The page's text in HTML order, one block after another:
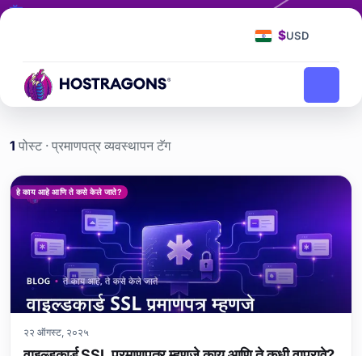
$USD
टॅग
मुख्यपृष्ठ ब्लॉग प्रमाणपत्र व्यवस्थापन
1 पोस्ट · प्रमाणपत्र व्यवस्थापन टॅग
प्रमाणपत्र व्यवस्थापन etiketi
हे काय आहे आणि ते कसे केले जाते?
२२ ऑगस्ट, २०२५